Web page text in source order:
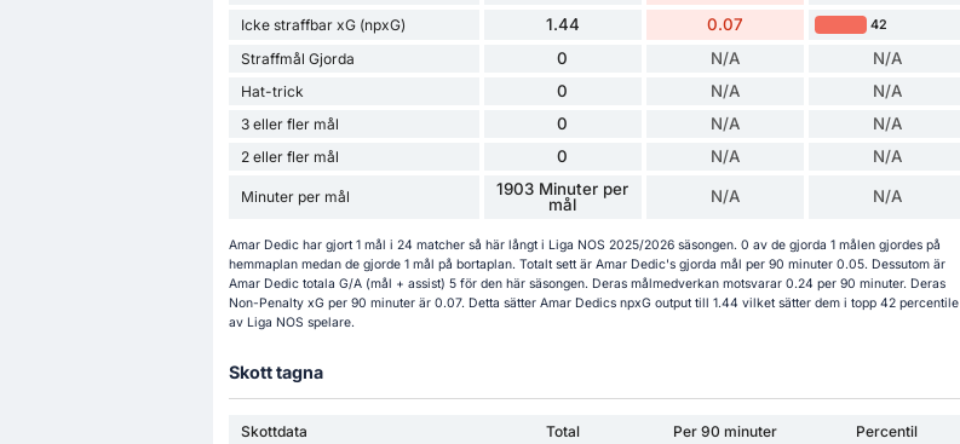
Icke straffbar xG (npxG) 1.44 0.07 42
Straffmål Gjorda 0 N/A N/A
Hat-trick 0 N/A N/A
3 eller fler mål 0 N/A N/A
2 eller fler mål 0 N/A N/A
Minuter per mål
1903 Minuter per
mål
N/A N/A
Amar Dedic har gjort 1 mål i 24 matcher så här långt i Liga NOS 2025/2026 säsongen. 0 av de gjorda 1 målen gjordes på
hemmaplan medan de gjorde 1 mål på bortaplan. Totalt sett är Amar Dedic's gjorda mål per 90 minuter 0.05. Dessutom är
Amar Dedic totala G/A (mål + assist) 5 för den här säsongen. Deras målmedverkan motsvarar 0.24 per 90 minuter. Deras
Non-Penalty xG per 90 minuter är 0.07. Detta sätter Amar Dedics npxG output till 1.44 vilket sätter dem i topp 42 percentile
av Liga NOS spelare.
Skott tagna
Skottdata Total Per 90 minuter
Percentil